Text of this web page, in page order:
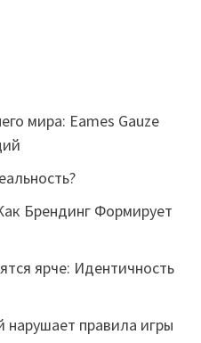
мира: Eames Gauze
Брендинг Формирует
ярче: Идентичность
нарушает правила игры